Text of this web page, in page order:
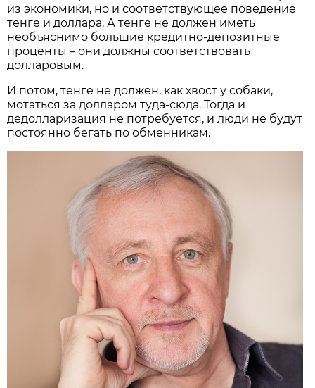
из экономики, но и соответствующее поведение
тенге и доллара. А тенге не должен иметь
необъяснимо большие кредитно-депозитные
проценты – они должны соответствовать
долларовым.
И потом, тенге не должен, как хвост у собаки,
мотаться за долларом туда-сюда. Тогда и
дедолларизация не потребуется, и люди не будут
постоянно бегать по обменникам.